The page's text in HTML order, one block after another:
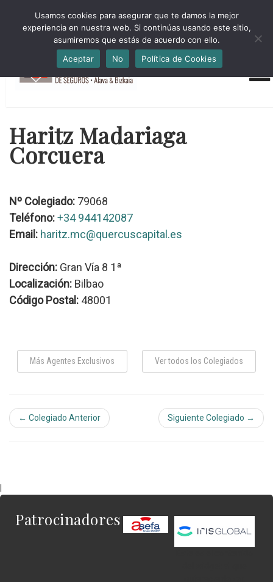
HORARIO INVIERNO Lun-Jue 09:00-16:30 Vier 9:00-14:00
administracion@cmsab.eus 94.442.43.43 Móvil y Whatsapp
688.889.170
Haritz Madariaga
Corcuera
Nº Colegiado: 79068
Teléfono:+34 944142087
Email: haritz.mc@quercuscapital.es
Dirección: Gran Vía 8 1ª
Localización: Bilbao
Código Postal: 48001
Más Agentes Exclusivos Ver todos los Colegiados
← Colegiado Anterior Siguiente Colegiado →
Patrocinadores
Usamos cookies para asegurar que te damos la mejor
experiencia en nuestra web. Si continúas usando este sitio,
asumiremos que estás de acuerdo con ello.
Aceptar
No Política de Cookies